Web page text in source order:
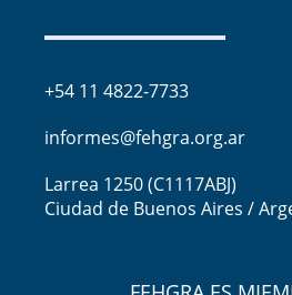
+54 11 4822-7733
informes@fehgra.org.ar
Larrea 1250 (C1117ABJ)
Ciudad de Buenos Aires /